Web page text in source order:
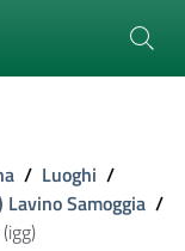
/ Luoghi /
Samoggia /